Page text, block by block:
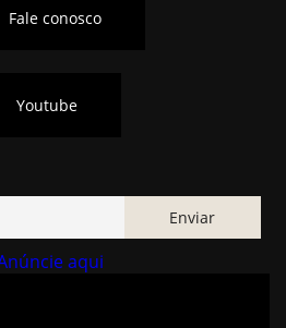
Fale conosco
Youtube